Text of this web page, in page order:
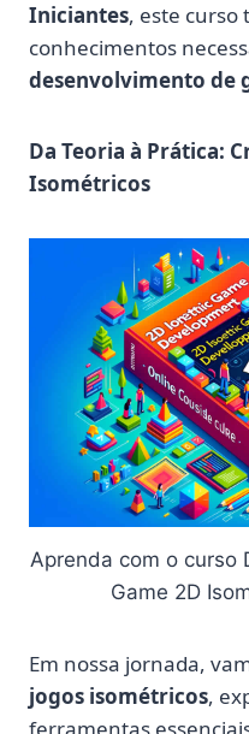
Iniciantes, este curso
conhecimentos
desenvolvimento de
Da Teoria à Prática:
Isométricos
Aprenda com o curso
Game 2D
Em nossa jornada,
jogos isométricos,
ferramentas